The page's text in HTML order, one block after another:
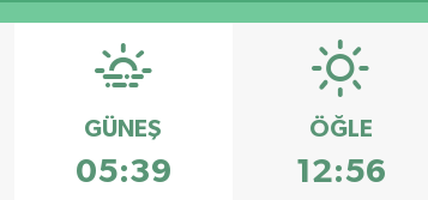
GÜNEŞ
05:39
ÖĞLE
12:56